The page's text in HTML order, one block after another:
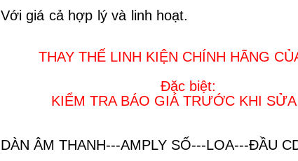
Với giá cả hợp lý và linh hoạt.
THAY THẾ LINH KIỆN CHÍNH HÃNG
Đặc biệt:
KIỂM TRA BÁO GIÁ TRƯỚC KHI SỬA
DÀN ÂM THANH---AMPLY SỐ---LOA---ĐẦU